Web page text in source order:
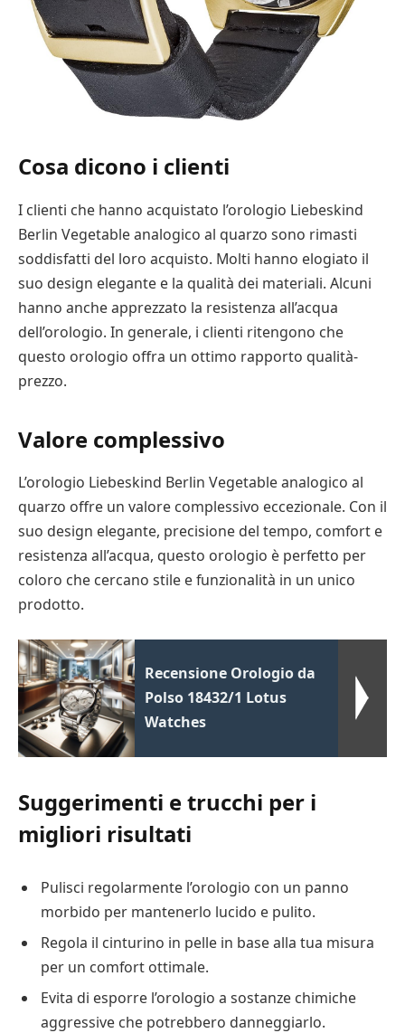
Cosa dicono i clienti
I clienti che hanno acquistato l’orologio Liebeskind
Berlin Vegetable analogico al quarzo sono rimasti
soddisfatti del loro acquisto. Molti hanno elogiato il
suo design elegante e la qualità dei materiali. Alcuni
hanno anche apprezzato la resistenza all’acqua
dell’orologio. In generale, i clienti ritengono che
questo orologio offra un ottimo rapporto qualità-
prezzo.
Valore complessivo
L’orologio Liebeskind Berlin Vegetable analogico al
quarzo offre un valore complessivo eccezionale. Con il
suo design elegante, precisione del tempo, comfort e
resistenza all’acqua, questo orologio è perfetto per
coloro che cercano stile e funzionalità in un unico
prodotto.
Recensione Orologio da
Polso 18432/1 Lotus
Watches
Suggerimenti e trucchi per i
migliori risultati
Pulisci regolarmente l’orologio con un panno
morbido per mantenerlo lucido e pulito.
Regola il cinturino in pelle in base alla tua misura
per un comfort ottimale.
Evita di esporre l’orologio a sostanze chimiche
aggressive che potrebbero danneggiarlo.